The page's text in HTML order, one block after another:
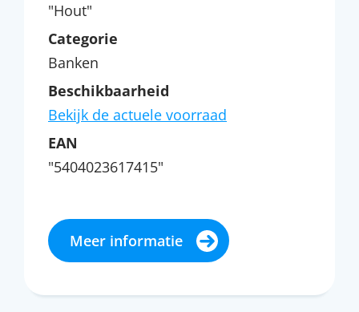
"Hout"
Categorie
Banken
Beschikbaarheid
Bekijk de actuele voorraad
EAN
"5404023617415"
Meer informatie